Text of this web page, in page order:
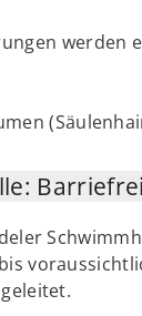
werden